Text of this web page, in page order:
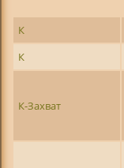
К
К
К-Захват